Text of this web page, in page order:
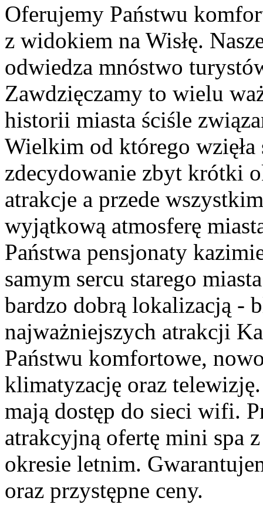
Oferujemy Państwu
z widokiem na Wisłę.
odwiedza mnóstwo
Zawdzięczamy to wielu
historii miasta ściśle
Wielkim od którego wzięła
zdecydowanie zbyt krótki
atrakcje a przede
wyjątkową atmosferę
Państwa pensjonaty
samym sercu starego
bardzo dobrą lokalizacją -
najważniejszych atrakcji
Państwu komfortowe,
klimatyzację oraz
mają dostęp do sieci wifi.
atrakcyjną ofertę mini spa
okresie letnim.
oraz przystępne ceny.